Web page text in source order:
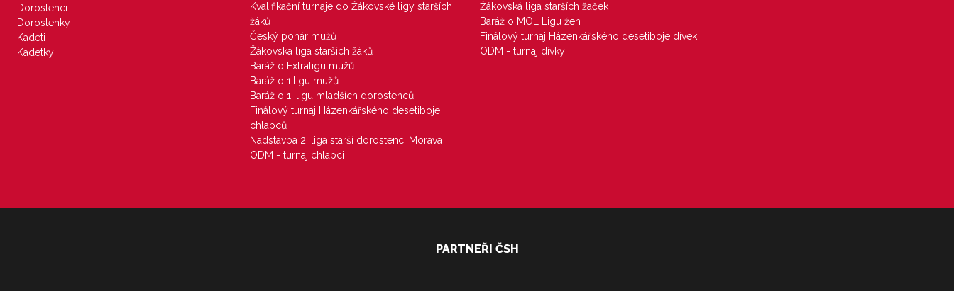
Dorostenci
Dorostenky
Kadeti
Kadetky
Kvalifikační turnaje do Žákovské ligy starších
žáků
Český pohár mužů
Žákovská liga starších žáků
Baráž o Extraligu mužů
Baráž o 1.ligu mužů
Baráž o 1. ligu mladších dorostenců
Finálový turnaj Házenkářského desetiboje
chlapců
Nadstavba 2. liga starší dorostenci Morava
ODM - turnaj chlapci
Žákovská liga starších žaček
Baráž o MOL Ligu žen
Finálový turnaj Házenkářského desetiboje dívek
ODM - turnaj dívky
PARTNEŘI ČSH